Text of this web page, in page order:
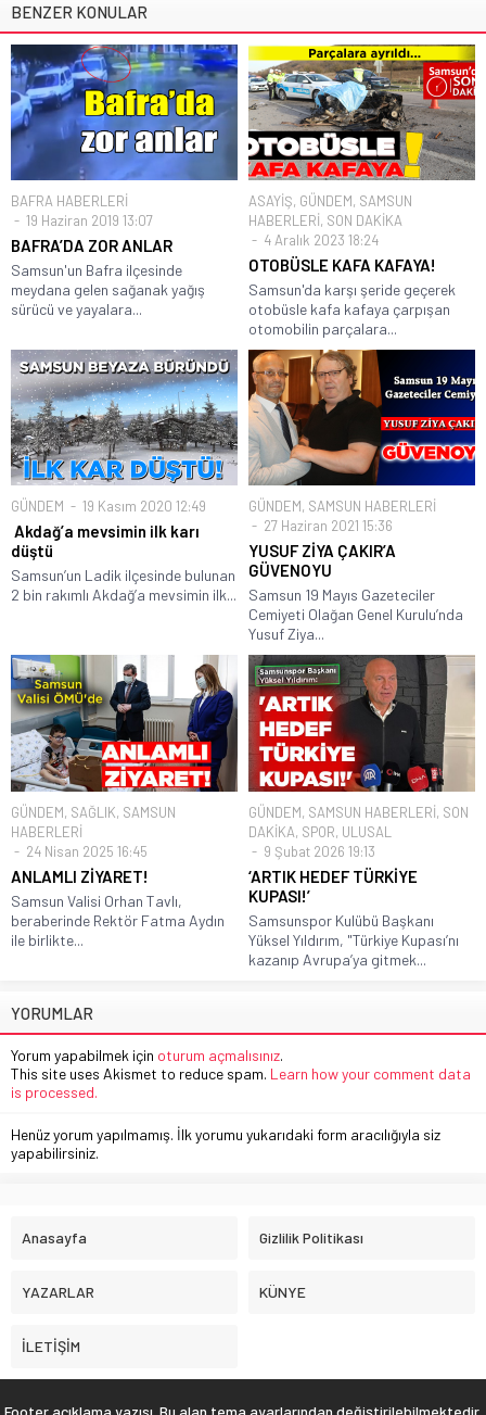
BENZER KONULAR
BAFRA HABERLERİ
19 Haziran 2019 13:07
BAFRA’DA ZOR ANLAR
Samsun'un Bafra ilçesinde
meydana gelen sağanak yağış
sürücü ve yayalara...
ASAYİŞ, GÜNDEM, SAMSUN
HABERLERİ, SON DAKİKA
4 Aralık 2023 18:24
OTOBÜSLE KAFA KAFAYA!
Samsun'da karşı şeride geçerek
otobüsle kafa kafaya çarpışan
otomobilin parçalara...
GÜNDEM 19 Kasım 2020 12:49
Akdağ’a mevsimin ilk karı
düştü
Samsun’un Ladik ilçesinde bulunan
2 bin rakımlı Akdağ’a mevsimin ilk...
GÜNDEM, SAMSUN HABERLERİ
27 Haziran 2021 15:36
YUSUF ZİYA ÇAKIR’A
GÜVENOYU
Samsun 19 Mayıs Gazeteciler
Cemiyeti Olağan Genel Kurulu’nda
Yusuf Ziya...
GÜNDEM, SAĞLIK, SAMSUN
HABERLERİ
24 Nisan 2025 16:45
ANLAMLI ZİYARET!
Samsun Valisi Orhan Tavlı,
beraberinde Rektör Fatma Aydın
ile birlikte...
GÜNDEM, SAMSUN HABERLERİ, SON
DAKİKA, SPOR, ULUSAL
9 Şubat 2026 19:13
‘ARTIK HEDEF TÜRKİYE
KUPASI!’
Samsunspor Kulübü Başkanı
Yüksel Yıldırım, "Türkiye Kupası’nı
kazanıp Avrupa’ya gitmek...
YORUMLAR
Yorum yapabilmek için oturum açmalısınız.
This site uses Akismet to reduce spam. Learn how your comment data
is processed.
Henüz yorum yapılmamış. İlk yorumu yukarıdaki form aracılığıyla siz
yapabilirsiniz.
Anasayfa Gizlilik Politikası
YAZARLAR KÜNYE
İLETİŞİM
Footer açıklama yazısı. Bu alan tema ayarlarından değiştirilebilmektedir.